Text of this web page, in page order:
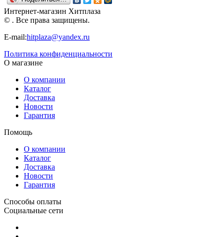
Х-9818
Рыжий кот
AS
Белоснежка
Интернет-магазин Хитплаза
© . Все права защищены.
E-mail:hitplaza@yandex.ru
Политика конфиденциальности
О магазине
О компании
Каталог
Доставка
Новости
Гарантия
Помощь
О компании
Каталог
Доставка
Новости
Гарантия
Способы оплаты
Социальные сети